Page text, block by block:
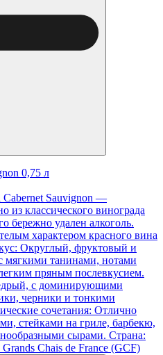
0,75 л
Cabernet Sauvignon —
из классического винограда
бережно удален алкоголь.
характером красного вина
Округлый, фруктовый и
мягкими танинами, нотами
пряным послевкусием.
с доминирующими
черники и тонкими
сочетания: Отлично
стейками на гриле, барбекю,
сырами. Страна:
Chais de France (GCF)